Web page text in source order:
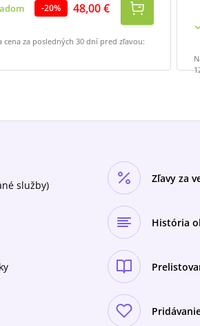
-20% 48,00 €
cena za posledných 30 dní pred zľavou:
služby)
Zľavy za
História